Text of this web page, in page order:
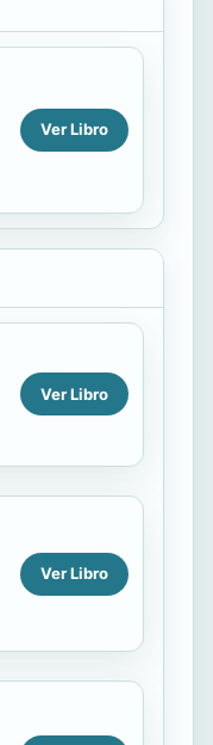
Ver Libro
Ver Libro
Ver Libro